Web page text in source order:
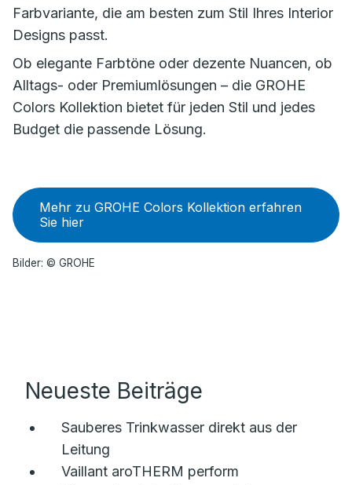
Farbvariante, die am besten zum Stil Ihres Interior
Designs passt.
Ob elegante Farbtöne oder dezente Nuancen, ob
Alltags- oder Premiumlösungen – die GROHE
Colors Kollektion bietet für jeden Stil und jedes
Budget die passende Lösung.
Mehr zu GROHE Colors Kollektion erfahren
Sie hier
Bilder: © GROHE
Neueste Beiträge
Sauberes Trinkwasser direkt aus der
Leitung
Vaillant aroTHERM perform